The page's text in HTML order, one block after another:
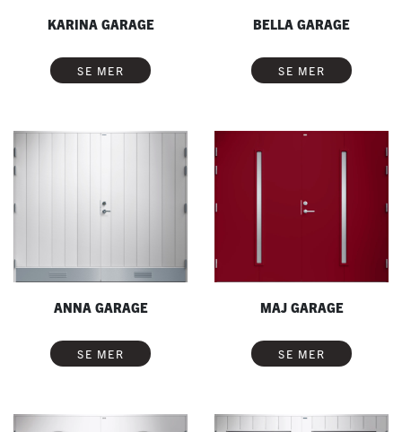
KARINA GARAGE
SE MER
BELLA GARAGE
SE MER
ANNA GARAGE
SE MER
MAJ GARAGE
SE MER